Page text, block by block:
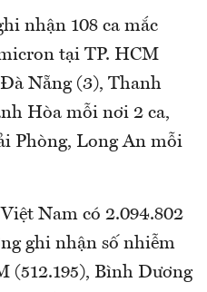
nhận 108 ca mắc
tại TP. HCM
Nẵng (3), Thanh
Hòa mỗi nơi 2 ca,
Phòng, Long An mỗi
Nam có 2.094.802
ghi nhận số nhiễm
(512.195), Bình Dương